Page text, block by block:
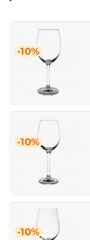
-10%
-10%
-10%